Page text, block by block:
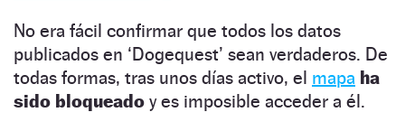
No era fácil confirmar que todos los datos
publicados en ‘Dogequest’ sean verdaderos. De
todas formas, tras unos días activo, el mapa ha
sido bloqueado y es imposible acceder a él.